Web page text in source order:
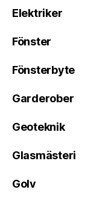
Elektriker
Fönster
Fönsterbyte
Garderober
Geoteknik
Glasmästeri
Golv